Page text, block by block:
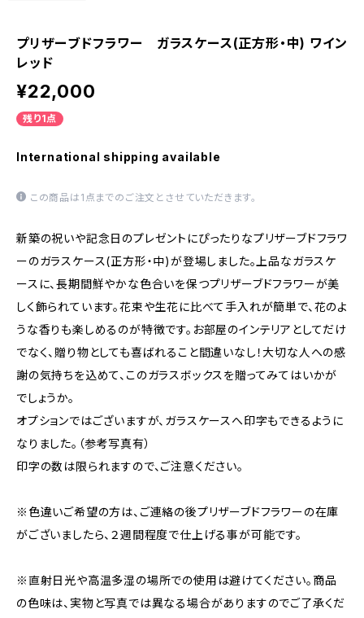
プリザーブドフラワー ガラスケース(正方形・中) ワイン
レッド
¥22,000
残り1点
International shipping available
この商品は1点までのご注文とさせていただきます。
新築の祝いや記念日のプレゼントにぴったりなプリザーブドフラワ
ーのガラスケース(正方形・中)が登場しました。上品なガラスケ
ースに、長期間鮮やかな色合いを保つプリザーブドフラワーが美
しく飾られています。花束や生花に比べて手入れが簡単で、花のよ
うな香りも楽しめるのが特徴です。お部屋のインテリアとしてだけ
でなく、贈り物としても喜ばれること間違いなし！大切な人への感
謝の気持ちを込めて、このガラスボックスを贈ってみてはいかが
でしょうか。
オプションではございますが、ガラスケースへ印字もできるように
なりました。（参考写真有）
印字の数は限られますので、ご注意ください。
※色違いご希望の方は、ご連絡の後プリザーブドフラワーの在庫
がございましたら、２週間程度で仕上げる事が可能です。
※直射日光や高温多湿の場所での使用は避けてください。商品
の色味は、実物と写真では異なる場合がありますのでご了承くだ